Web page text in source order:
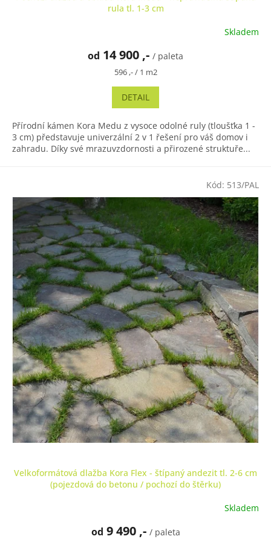
rula tl. 1-3 cm
Skladem
od 14 900 ,- / paleta
Měrná
596 ,- / 1 m2
DETAIL
Přírodní kámen Kora Medu z vysoce odolné ruly (tloušťka 1 -
3 cm) představuje univerzální 2 v 1 řešení pro váš domov i
zahradu. Díky své mrazuvzdornosti a přirozené struktuře...
Velkoformátová dlažba Kora Flex - štípaný andezit tl. 2-6 cm
(pojezdová do betonu / pochozí do štěrku)
Skladem
od 9 490 ,- / paleta
Kód: 513/PAL